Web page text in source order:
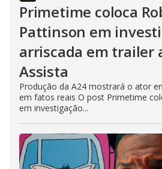
Primetime coloca
Pattinson em
arriscada em trailer
Assista
Produção da A24 mostrará o ator
em fatos reais O post Primetime
em investigação...